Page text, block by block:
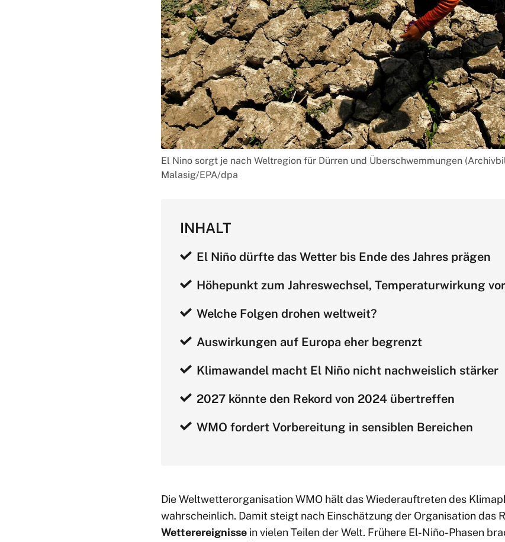
El Nino sorgt je nach Weltregion für Dürren und Überschwemmungen
Malasig/EPA/dpa
INHALT
El Niño dürfte das Wetter bis Ende des Jahres prägen
Höhepunkt zum Jahreswechsel, Temperaturwirkung
Welche Folgen drohen weltweit?
Auswirkungen auf Europa eher begrenzt
Klimawandel macht El Niño nicht nachweislich stärker
2027 könnte den Rekord von 2024 übertreffen
WMO fordert Vorbereitung in sensiblen Bereichen
Die Weltwetterorganisation WMO hält das Wiederauftreten des
wahrscheinlich. Damit steigt nach Einschätzung der Organisation das
Wetterereignisse in vielen Teilen der Welt. Frühere El-Niño-Phasen